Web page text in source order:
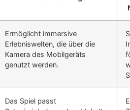
Ermöglicht immersive
Erlebniswelten, die über die
Kamera des Mobilgeräts
genutzt werden.
Das Spiel passt